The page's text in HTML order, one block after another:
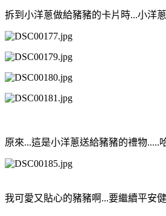
拆到小洋蔥做給豬豬的卡片時...小洋
原來...這是小洋蔥送給豬豬的禮物.....
我可愛又貼心的豬豬啊...要繼續平安